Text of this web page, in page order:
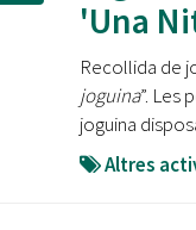
'Una
Recollida de
joguina”. Les
joguina
Altres